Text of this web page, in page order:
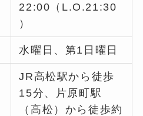
22:00（L.O.21:30
）
水曜日、第1日曜日
JR高松駅から徒歩
15分、片原町駅
（高松）から徒歩約